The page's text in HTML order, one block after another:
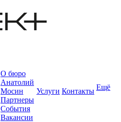
О бюро
Анатолий
Мосин
Партнеры
События
Вакансии
Услуги Контакты Ещё